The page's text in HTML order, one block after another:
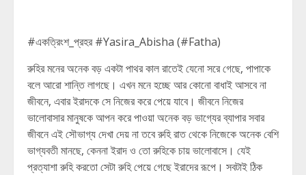
#একত্রিংশ_প্রহর #Yasira_Abisha (#Fatha)
রুহির মনের অনেক বড় একটা পাথর কাল রাতেই যেনো সরে গেছে, পাপাকে
বলে আরো শান্তি লাগছে। এখন মনে হচ্ছে আর কোনো বাধাই আসবে না
জীবনে, এবার ইরাদকে সে নিজের করে পেয়ে যাবে। জীবনে নিজের
ভালোবাসার মানুষকে আপন করে পাওয়া অনেক বড় ভাগ্যের ব্যাপার সবার
জীবনে এই সৌভাগ্য দেখা দেয় না তবে রুহি রাত থেকে নিজেকে অনেক বেশি
ভাগ্যবতী মানছে, কেননা ইরাদ ও তো রুহিকে চায় ভালোবাসে। যেই
প্রত্যাশা রুহি করতো সেটা রুহি পেয়ে গেছে ইরাদের রূপে। সবটাই ঠিক